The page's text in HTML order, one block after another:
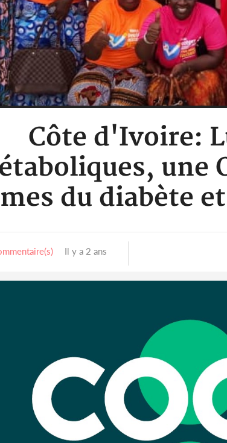
Côte d'Ivoire:
une
du diabète
Il y a 2 ans